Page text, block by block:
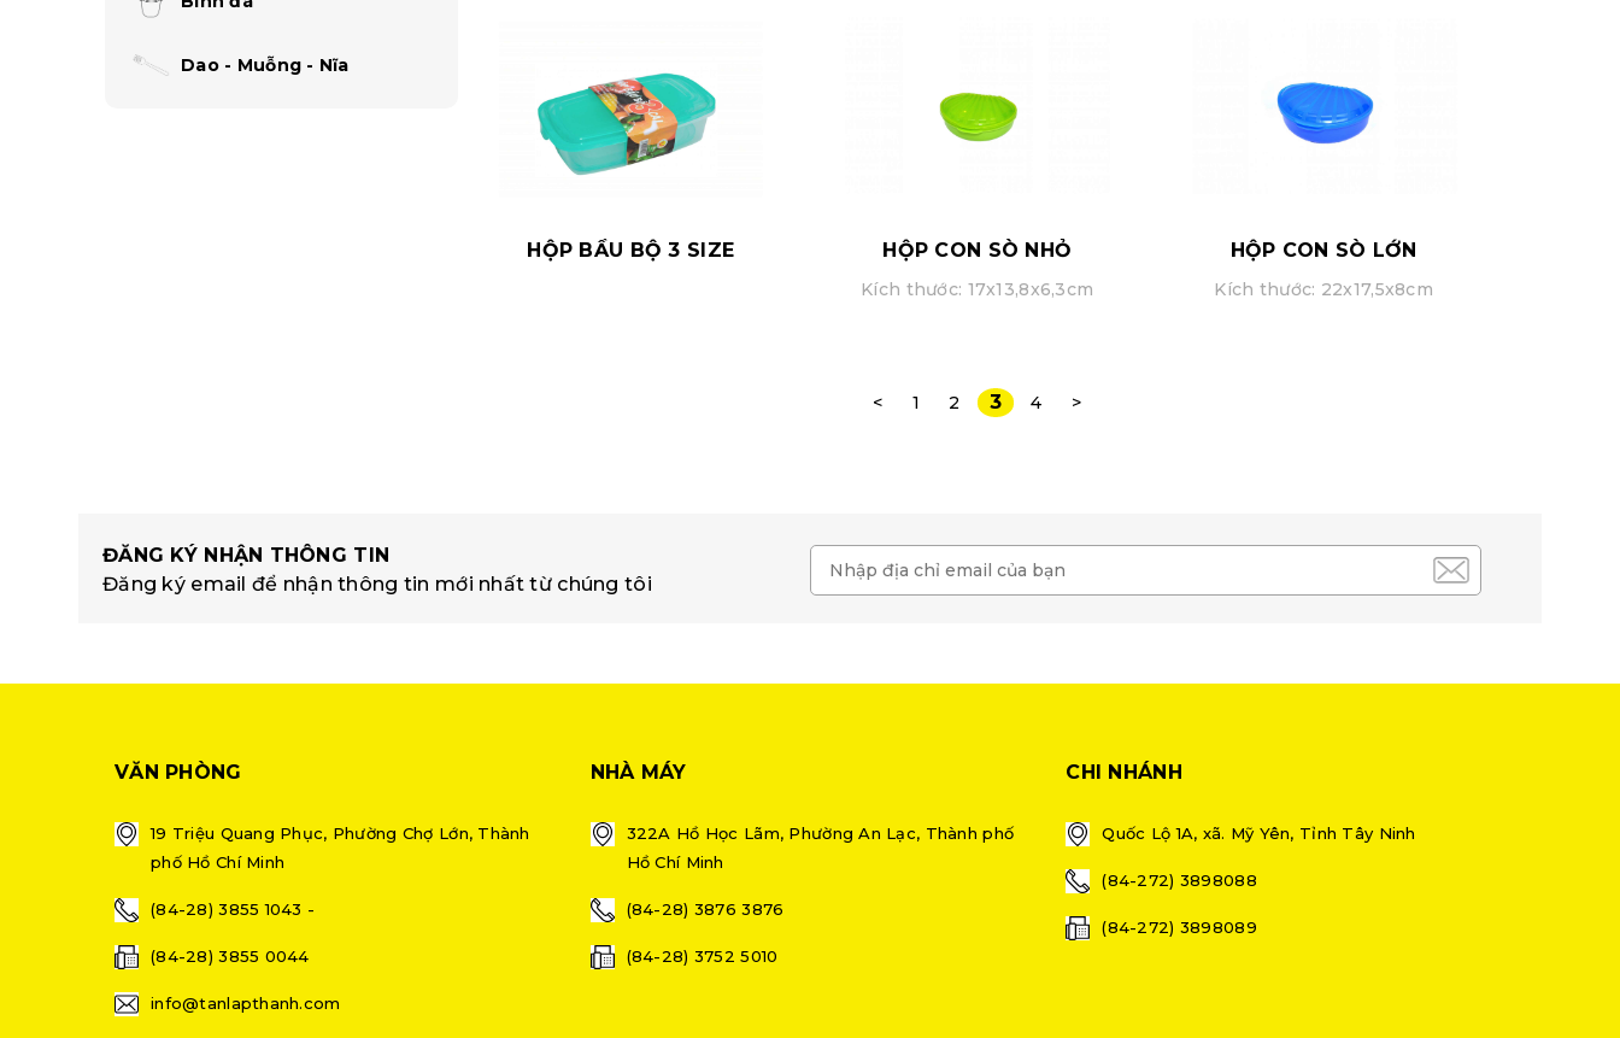
Dao - Muỗng - Nĩa
HỘP BẦU BỘ 3 SIZE HỘP CON SÒ NHỎ
Kích thước: 17x13,8x6,3cm
HỘP CON SÒ LỚN
Kích thước: 22x17,5x8cm
< 1 2 3 4 >
ĐĂNG KÝ NHẬN THÔNG TIN
Đăng ký email để nhận thông tin mới nhất từ chúng tôi
VĂN PHÒNG
19 Triệu Quang Phục, Phường Chợ Lớn, Thành
phố Hồ Chí Minh
(84-28) 3855 1043 -
(84-28) 3855 0044
info@tanlapthanh.com
NHÀ MÁY
322A Hồ Học Lãm, Phường An Lạc, Thành phố
Hồ Chí Minh
(84-28) 3876 3876
(84-28) 3752 5010
CHI NHÁNH
Quốc Lộ 1A, xã. Mỹ Yên, Tỉnh Tây Ninh
(84-272) 3898088
(84-272) 3898089